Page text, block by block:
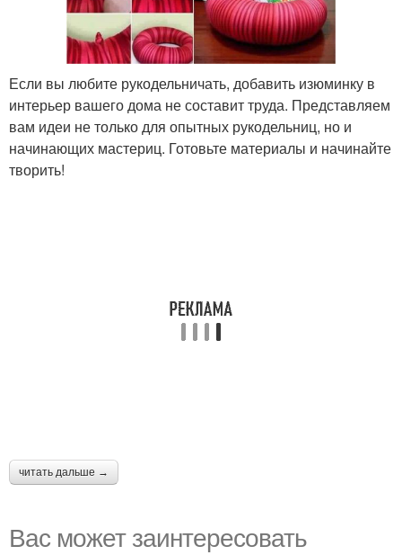
Если вы любите рукодельничать, добавить изюминку в
интерьер вашего дома не составит труда. Представляем
вам идеи не только для опытных рукодельниц, но и
начинающих мастериц. Готовьте материалы и начинайте
творить!
читать дальше →
Вас может заинтересовать